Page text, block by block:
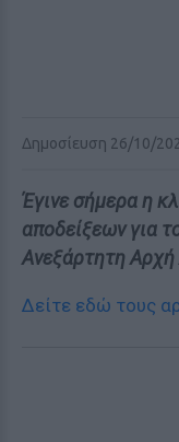
Δημοσίευση 26/10/
Έγινε σήμερα η
αποδείξεων για
Ανεξάρτητη
Δείτε εδώ τους